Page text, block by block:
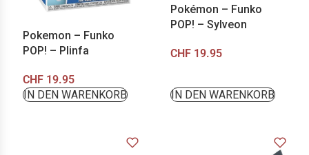
Pokemon – Funko
POP! – Plinfa
CHF 19.95
IN DEN WARENKORB
Pokémon – Funko
POP! – Sylveon
CHF19.95
IN DEN WARENKORB